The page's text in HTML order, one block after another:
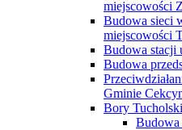
miejscowości
Budowa sieci
miejscowości
Budowa stacji
Budowa
Gminie
Bory
Budowa